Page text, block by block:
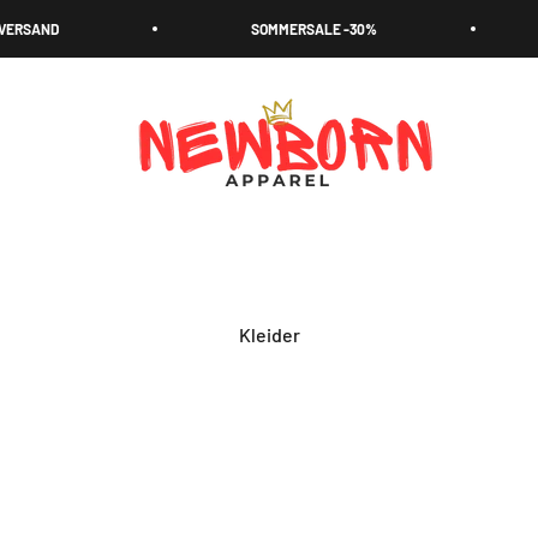
SOMMERSALE -30%
Kleider